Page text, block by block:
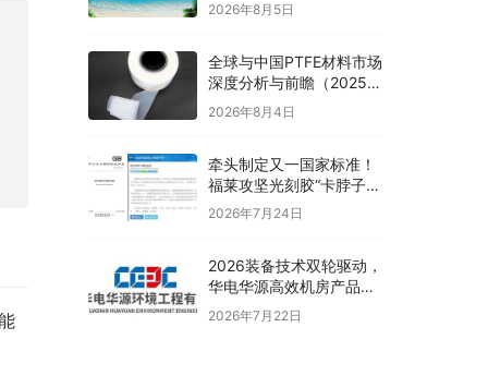
2026年8月5日
全球与中国PTFE材料市场
深度分析与前瞻（2025
版）：市场规模、竞争格
局与应用趋势
2026年8月4日
牵头制定又一国家标准！
福莱攻坚光刻胶“卡脖子”
难题
2026年7月24日
2026装备技术双轮驱动，
华电华源高效机房产品力
解析
2026年7月22日